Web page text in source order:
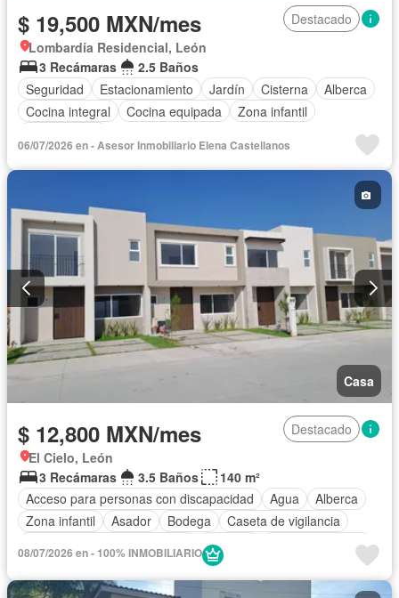
$ 19,500 MXN/mes
Destacado
Lombardía Residencial, León
3 Recámaras
2.5 Baños
Seguridad
Estacionamiento Jardín Cisterna
Alberca
Cocina integral
Cocina equipada
Zona infantil
06/07/2026 en - Asesor Inmobiliario Elena Castellanos
Casa
$ 12,800 MXN/mes
Destacado
El Cielo, León
3 Recámaras
3.5 Baños
140 m²
Acceso para personas con discapacidad
Agua
Alberca
Zona infantil
Asador Bodega
Caseta de vigilancia
Cisterna
Cocina equipada
Estacionamiento
Gas natural
Gimnasio
08/07/2026 en - 100% INMOBILIARIO